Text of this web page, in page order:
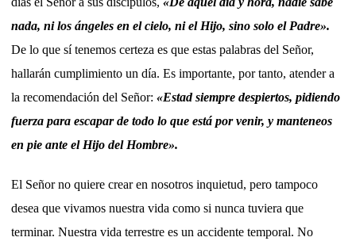
nada, ni los ángeles en el cielo, ni el Hijo, sino solo el Padre».
De lo que sí tenemos certeza es que estas palabras del Señor,
hallarán cumplimiento un día. Es importante, por tanto, atender a
la recomendación del Señor: «Estad siempre despiertos, pidiendo
fuerza para escapar de todo lo que está por venir, y manteneos
en pie ante el Hijo del Hombre».
El Señor no quiere crear en nosotros inquietud, pero tampoco
desea que vivamos nuestra vida como si nunca tuviera que
terminar. Nuestra vida terrestre es un accidente temporal. No